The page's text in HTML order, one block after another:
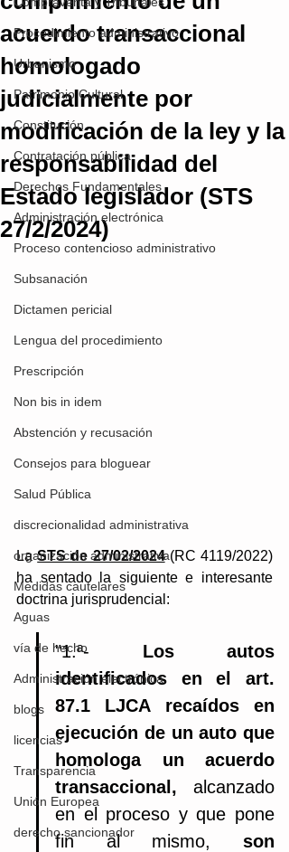
Procedimiento administrativo
Urbanismo
Patrimonio Cultural
Constitución
Contratación pública
Derechos Fundamentales
Administración electrónica
Proceso contencioso administrativo
Subsanación
Dictamen pericial
Lengua del procedimiento
Prescripción
Non bis in idem
Abstención y recusación
Consejos para bloguear
Salud Pública
discrecionalidad administrativa
organización administrativa
Medidas cautelares
Aguas
vía de hecho
Administración electrónica
blogs
licencias
Transparencia
Unión Europea
derecho sancionador
acuerdo transaccional
homologado
judicialmente por
modificación de la ley y la
responsabilidad del
Estado legislador (STS
27/2/2024)
La STS de 27/02/2024 (RC 4119/2022)
ha sentado la siguiente e interesante
doctrina jurisprudencial:
"1.ª- Los autos
identificados en el art.
87.1 LJCA recaídos en
ejecución de un auto que
homologa un acuerdo
transaccional, alcanzado
en el proceso y que pone
fin al mismo, son